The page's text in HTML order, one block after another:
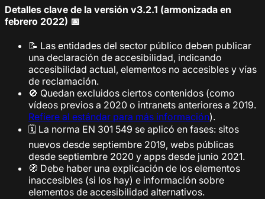
Detalles clave de la versión v3.2.1 (armonizada en
febrero 2022) 📅
📝 Las entidades del sector público deben publicar
una declaración de accesibilidad, indicando
accesibilidad actual, elementos no accesibles y vías
de reclamación.
🚫 Quedan excluidos ciertos contenidos (como
vídeos previos a 2020 o intranets anteriores a 2019.
Refiere al estándar para más información).
🗓️ La norma EN 301 549 se aplicó en fases: sitos
nuevos desde septiembre 2019, webs públicas
desde septiembre 2020 y apps desde junio 2021.
🧭 Debe haber una explicación de los elementos
inaccesibles (si los hay) e información sobre
elementos de accesibilidad alternativos.